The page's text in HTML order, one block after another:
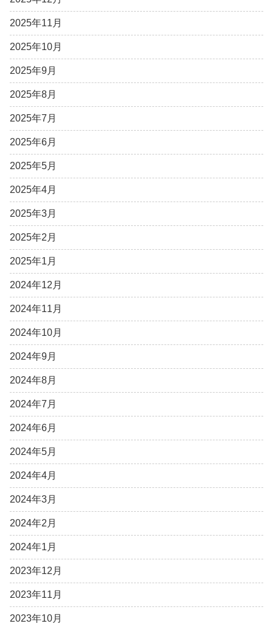
2025年11月
2025年10月
2025年9月
2025年8月
2025年7月
2025年6月
2025年5月
2025年4月
2025年3月
2025年2月
2025年1月
2024年12月
2024年11月
2024年10月
2024年9月
2024年8月
2024年7月
2024年6月
2024年5月
2024年4月
2024年3月
2024年2月
2024年1月
2023年12月
2023年11月
2023年10月